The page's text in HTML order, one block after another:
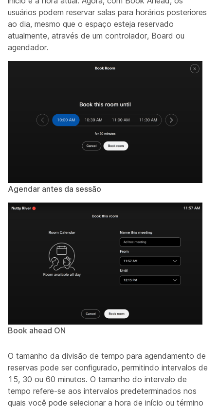
usuários podem reservar salas para horários posteriores
ao dia, mesmo que o espaço esteja reservado
atualmente, através de um controlador, Board ou
agendador.
Agendar antes da sessão
Book ahead ON
O tamanho da divisão de tempo para agendamento de
reservas pode ser configurado, permitindo intervalos de
15, 30 ou 60 minutos. O tamanho do intervalo de
tempo refere-se aos intervalos predeterminados nos
quais você pode selecionar a hora de início ou término